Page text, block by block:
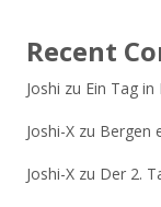
Recent
Joshi zu Ein Tag
Joshi-X zu Bergen
Joshi-X zu Der 2.